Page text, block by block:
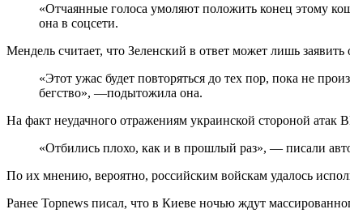
«Отчаянные голоса умоляют положить конец этому
она в соцсети.
Мендель считает, что Зеленский в ответ может лишь
«Этот ужас будет повторяться до тех пор, пока не
бегство», —подытожила она.
На факт неудачного отражениям украинской стороной
«Отбились плохо, как и в прошлый раз», — писали
По их мнению, вероятно, российским войскам удалось
Ранее Topnews писал, что в Киеве ночью ждут